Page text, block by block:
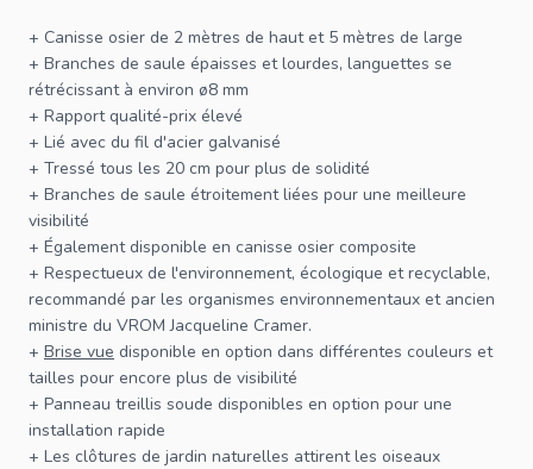
+ Canisse osier de 2 mètres de haut et 5 mètres de large
+ Branches de saule épaisses et lourdes, languettes se
rétrécissant à environ ø8 mm
+ Rapport qualité-prix élevé
+ Lié avec du fil d'acier galvanisé
+ Tressé tous les 20 cm pour plus de solidité
+ Branches de saule étroitement liées pour une meilleure
visibilité
+ Également disponible en canisse osier composite
+ Respectueux de l'environnement, écologique et recyclable,
recommandé par les organismes environnementaux et ancien
ministre du VROM Jacqueline Cramer.
+ Brise vue disponible en option dans différentes couleurs et
tailles pour encore plus de visibilité
+ Panneau treillis soude disponibles en option pour une
installation rapide
+ Les clôtures de jardin naturelles attirent les oiseaux